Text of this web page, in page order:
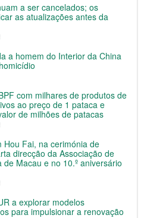
a ser cancelados; os
as atualizações antes da
a homem do Interior da China
com milhares de produtos de
ao preço de 1 pataca e
de milhões de patacas
Hou Fai, na cerimónia de
direcção da Associação de
Macau e no 10.º aniversário
a explorar modelos
para impulsionar a renovação